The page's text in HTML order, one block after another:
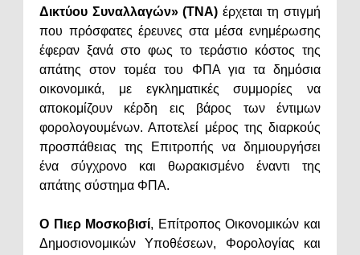
Δικτύου Συναλλαγών» (TNA) έρχεται τη στιγμή
που πρόσφατες έρευνες στα μέσα ενημέρωσης
έφεραν ξανά στο φως το τεράστιο κόστος της
απάτης στον τομέα του ΦΠΑ για τα δημόσια
οικονομικά, με εγκληματικές συμμορίες να
αποκομίζουν κέρδη εις βάρος των έντιμων
φορολογουμένων. Αποτελεί μέρος της διαρκούς
προσπάθειας της Επιτροπής να δημιουργήσει
ένα σύγχρονο και θωρακισμένο έναντι της
απάτης σύστημα ΦΠΑ.
Ο Πιερ Μοσκοβισί, Επίτροπος Οικονομικών και
Δημοσιονομικών Υποθέσεων, Φορολογίας και